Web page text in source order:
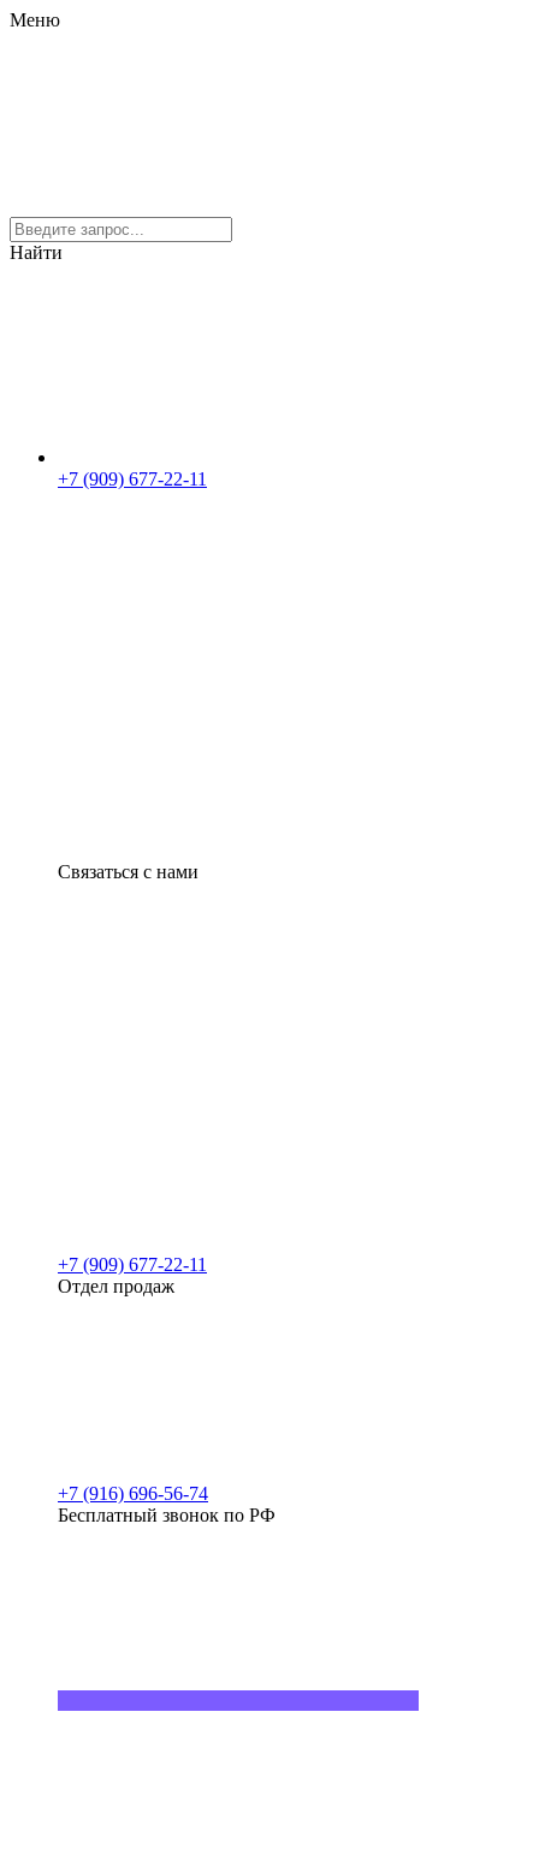
Меню
Найти
+7 (909) 677-22-11
Связаться с нами
+7 (909) 677-22-11
Отдел продаж
+7 (916) 696-56-74
Бесплатный звонок по РФ